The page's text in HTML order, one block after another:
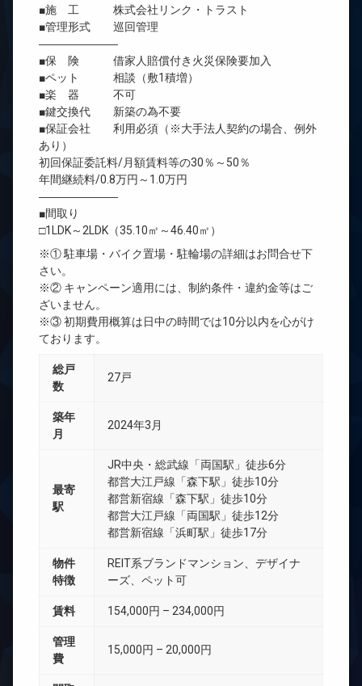
■施 工 株式会社リンク・トラスト
■管理形式 巡回管理
―――――――
■保 険 借家人賠償付き火災保険要加入
■ペット 相談（敷1積増）
■楽 器 不可
■鍵交換代 新築の為不要
■保証会社 利用必須（※大手法人契約の場合、例外
あり）
初回保証委託料/月額賃料等の30％～50％
年間継続料/0.8万円～1.0万円
―――――――
■間取り
□1LDK～2LDK（35.10㎡～46.40㎡）
※① 駐車場・バイク置場・駐輪場の詳細はお問合せ下
さい。
※② キャンペーン適用には、制約条件・違約金等はご
ざいません。
※③ 初期費用概算は日中の時間では10分以内を心がけ
ております。
総戸
数
27戸
築年
月
2024年3月
最寄
駅
JR中央・総武線「両国駅」徒歩6分
都営大江戸線「森下駅」徒歩10分
都営新宿線「森下駅」徒歩10分
都営大江戸線「両国駅」徒歩12分
都営新宿線「浜町駅」徒歩17分
物件
特徴
REIT系ブランドマンション、デザイナ
ーズ、ペット可
賃料 154,000円 – 234,000円
管理
費
15,000円 – 20,000円